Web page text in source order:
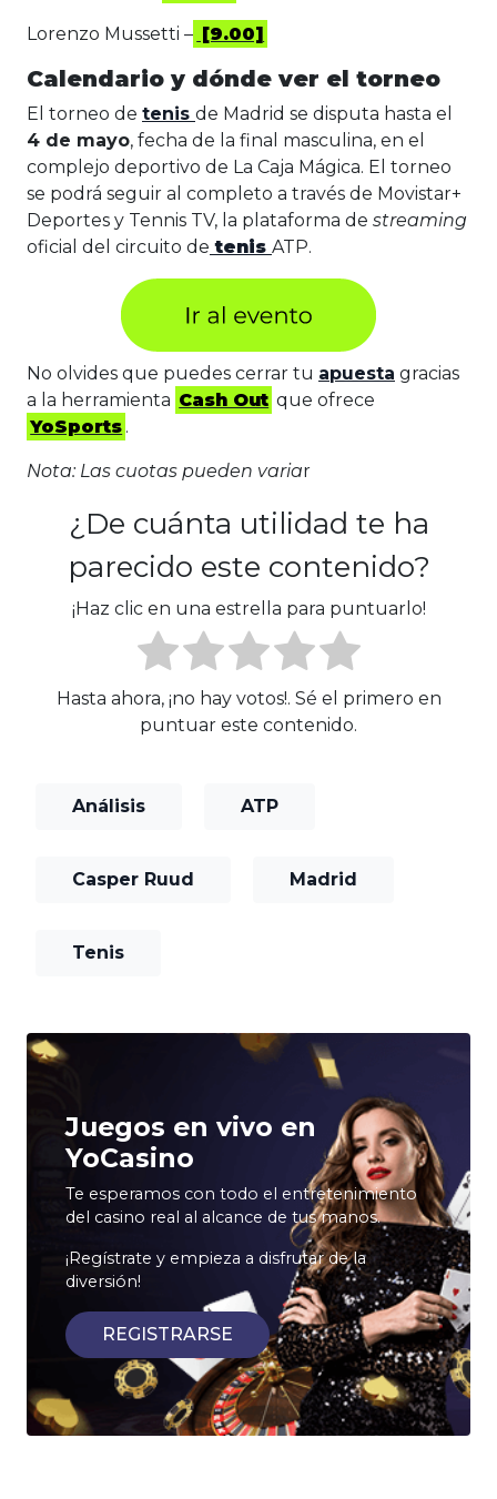
Lorenzo Mussetti – [9.00]
Calendario y dónde ver el torneo
El torneo de tenis de Madrid se disputa hasta el
4 de mayo, fecha de la final masculina, en el
complejo deportivo de La Caja Mágica. El torneo
se podrá seguir al completo a través de Movistar+
Deportes y Tennis TV, la plataforma de streaming
oficial del circuito de tenis ATP.
No olvides que puedes cerrar tu apuesta gracias
a la herramienta Cash Out que ofrece
YoSports .
Nota: Las cuotas pueden variar
¿De cuánta utilidad te ha
parecido este contenido?
¡Haz clic en una estrella para puntuarlo!
Hasta ahora, ¡no hay votos!. Sé el primero en
puntuar este contenido.
Análisis ATP
Casper Ruud Madrid
Tenis
Juegos en vivo en
YoCasino
Te esperamos con todo el entretenimiento
del casino real al alcance de tus manos.
¡Regístrate y empieza a disfrutar de la
diversión!
REGISTRARSE